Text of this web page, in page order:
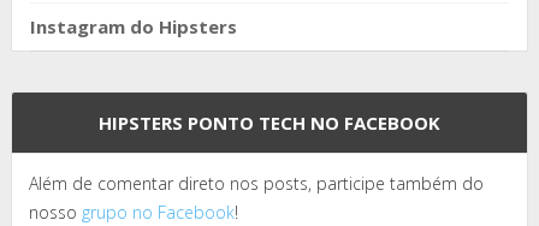
Instagram do Hipsters
HIPSTERS PONTO TECH NO FACEBOOK
Além de comentar direto nos posts, participe também do
nosso grupo no Facebook!